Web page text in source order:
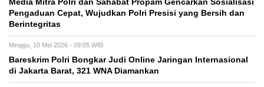
Media Mitra Polri dan Sahabat Propam Gencarkan Sosialisasi
Pengaduan Cepat, Wujudkan Polri Presisi yang Bersih dan
Berintegritas
Minggu, 10 Mei 2026 - 09:05 WIB
Bareskrim Polri Bongkar Judi Online Jaringan Internasional
di Jakarta Barat, 321 WNA Diamankan